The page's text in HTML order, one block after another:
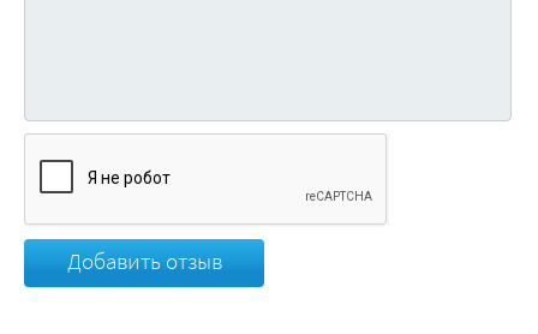
Добавить отзыв